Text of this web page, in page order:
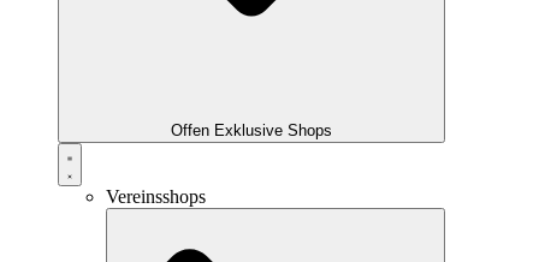
Offen Exklusive Shops
Vereinsshops